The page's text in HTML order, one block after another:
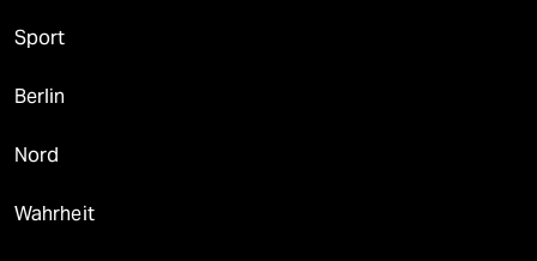
Sport
Berlin
Nord
Wahrheit